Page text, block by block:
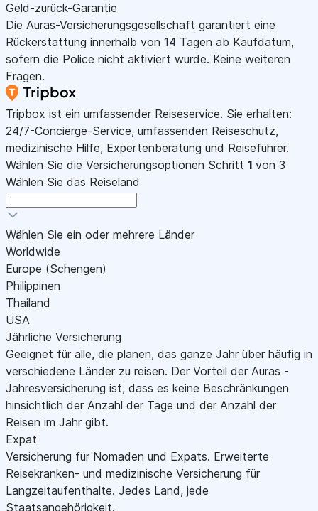
Geld-zurück-Garantie
Die Auras-Versicherungsgesellschaft garantiert eine
Rückerstattung innerhalb von 14 Tagen ab Kaufdatum,
sofern die Police nicht aktiviert wurde. Keine weiteren
Fragen.
Tripbox ist ein umfassender Reiseservice. Sie erhalten:
24/7-Concierge-Service, umfassenden Reiseschutz,
medizinische Hilfe, Expertenberatung und Reiseführer.
Wählen Sie die Versicherungsoptionen Schritt 1 von 3
Wählen Sie das Reiseland
Wählen Sie ein oder mehrere Länder
Worldwide
Europe (Schengen)
Philippinen
Thailand
USA
Jährliche Versicherung
Geeignet für alle, die planen, das ganze Jahr über häufig in
verschiedene Länder zu reisen. Der Vorteil der Auras -
Jahresversicherung ist, dass es keine Beschränkungen
hinsichtlich der Anzahl der Tage und der Anzahl der
Reisen im Jahr gibt.
Expat
Versicherung für Nomaden und Expats. Erweiterte
Reisekranken- und medizinische Versicherung für
Langzeitaufenthalte. Jedes Land, jede
Staatsangehörigkeit.